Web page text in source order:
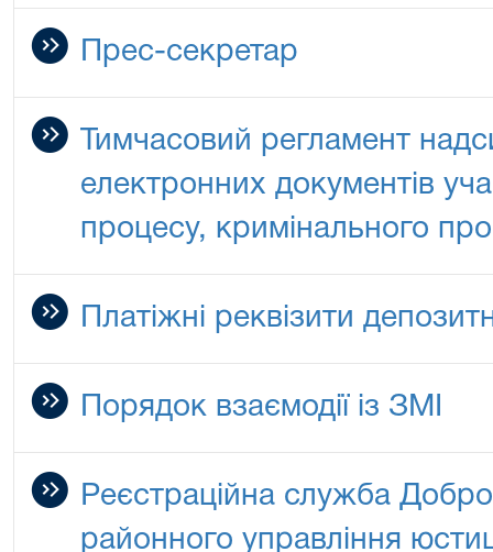
Прес-секретар
Тимчасовий регламент
електронних документів
процесу, кримінального
Платіжні реквізити
Порядок взаємодії із ЗМІ
Реєстраційна служба
районного управління